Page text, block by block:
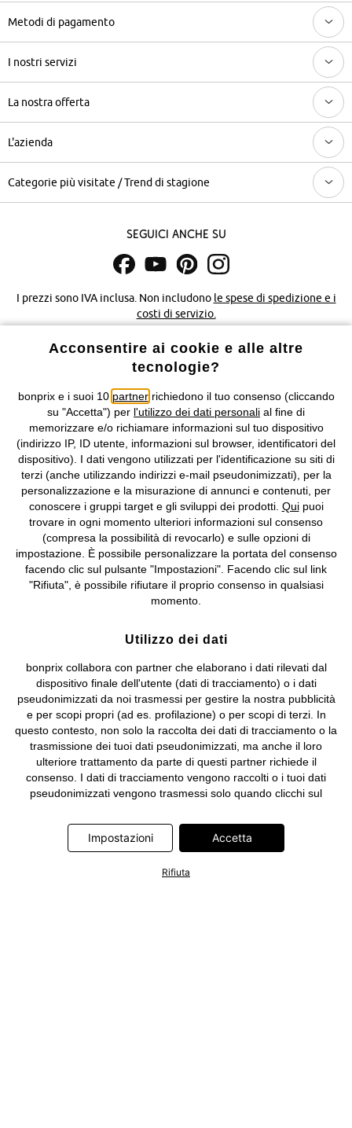
Metodi di pagamento
I nostri servizi
La nostra offerta
L'azienda
Categorie più visitate / Trend di stagione
Seguici anche su
I prezzi sono IVA inclusa. Non includono le spese di spedizione e i
costi di servizio.
Condizioni di vendita Accessibilità
Informativa privacy e cookie
Informazioni legali Diritto di recesso
©2026 bonprix.Tutti i diritti riservati.
bonprix S.r.l. con socio unico, sede legale: via Adua 33 - 13855
Valdengo (BI) C.F. 01510910027 - P.I. 01939830020, Reg. Imprese di
Biella n. 01510910027, R.E.A. BI - 171345, N. Reg. Pile:
IT09060P00000858, N. Reg. AEE: IT08020000002105 Capitale
Sociale: euro 1.000.000 i.v, Società soggetta all'attività di direzione
e coordinamento di bonprix Beteiligungs -Verwaltungsgesellschaft
mbH.
Acconsentire ai cookie e alle altre
tecnologie?
bonprix e i suoi 10 partnerrichiedono il tuo consenso (cliccando
su "Accetta") per l'utilizzo dei dati personali al fine di
memorizzare e/o richiamare informazioni sul tuo dispositivo
(indirizzo IP, ID utente, informazioni sul browser, identificatori del
dispositivo). I dati vengono utilizzati per l'identificazione su siti di
terzi (anche utilizzando indirizzi e-mail pseudonimizzati), per la
personalizzazione e la misurazione di annunci e contenuti, per
conoscere i gruppi target e gli sviluppi dei prodotti. Quipuoi
trovare in ogni momento ulteriori informazioni sul consenso
(compresa la possibilità di revocarlo) e sulle opzioni di
impostazione. È possibile personalizzare la portata del consenso
facendo clic sul pulsante "Impostazioni". Facendo clic sul link
"Rifiuta", è possibile rifiutare il proprio consenso in qualsiasi
momento.
Utilizzo dei dati
bonprix collabora con partner che elaborano i dati rilevati dal
dispositivo finale dell'utente (dati di tracciamento) o i dati
pseudonimizzati da noi trasmessi per gestire la nostra pubblicità
e per scopi propri (ad es. profilazione) o per scopi di terzi. In
questo contesto, non solo la raccolta dei dati di tracciamento o la
trasmissione dei tuoi dati pseudonimizzati, ma anche il loro
ulteriore trattamento da parte di questi partner richiede il
consenso. I dati di tracciamento vengono raccolti o i tuoi dati
pseudonimizzati vengono trasmessi solo quando clicchi sul
seguenti società: Adjust GmbH, Criteo SA, Google Ireland
Limited, Hurra Communications GmbH, ID5 Technology Ltd,
Meta Platforms Ireland Limited, Microsoft Ireland Operations
Limited, Pinterest Europe Limited, RTB-House GmbH, TikTok
Impostazioni Accetta
Rifiuta